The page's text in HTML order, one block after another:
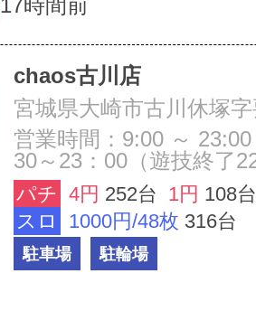
chaos古川店
宮城県大崎市古川休塚
営業時間：9:00 ～
30～23：00（遊技終了
パチ 4円 252台 1円 108台
スロ
1000円/48枚 316台
駐車場 駐輪場